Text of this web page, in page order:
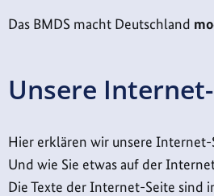
Das BMDS macht Deutschland
Unsere
Hier erklären wir unsere Internet-
Und wie Sie etwas auf der
Die Texte der Internet-Seite sind